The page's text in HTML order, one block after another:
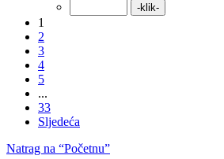
1
2
3
4
5
...
33
Sljedeća
Natrag na “Početnu”